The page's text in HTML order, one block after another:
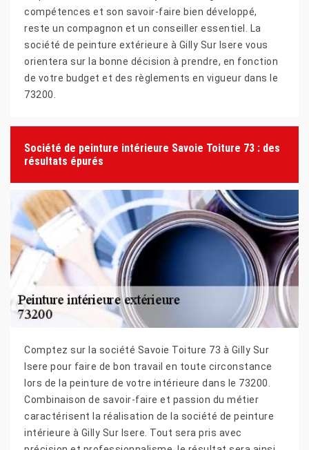
compétences et son savoir-faire bien développé,
reste un compagnon et un conseiller essentiel. La
société de peinture extérieure à Gilly Sur Isere vous
orientera sur la bonne décision à prendre, en fonction
de votre budget et des règlements en vigueur dans le
73200.
Société de peinture intérieure Savoie Toiture 73 : des
résultats épurés
Comptez sur la société Savoie Toiture 73 à Gilly Sur
Isere pour faire de bon travail en toute circonstance
lors de la peinture de votre intérieure dans le 73200.
Combinaison de savoir-faire et passion du métier
caractérisent la réalisation de la société de peinture
intérieure à Gilly Sur Isere. Tout sera pris avec